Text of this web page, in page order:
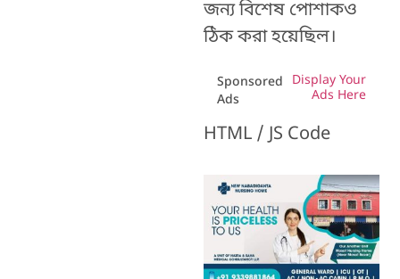
জন্য বিশেষ পোশাকও
ঠিক করা হয়েছিল।
Sponsored
Ads
Display Your
Ads Here
HTML / JS Code